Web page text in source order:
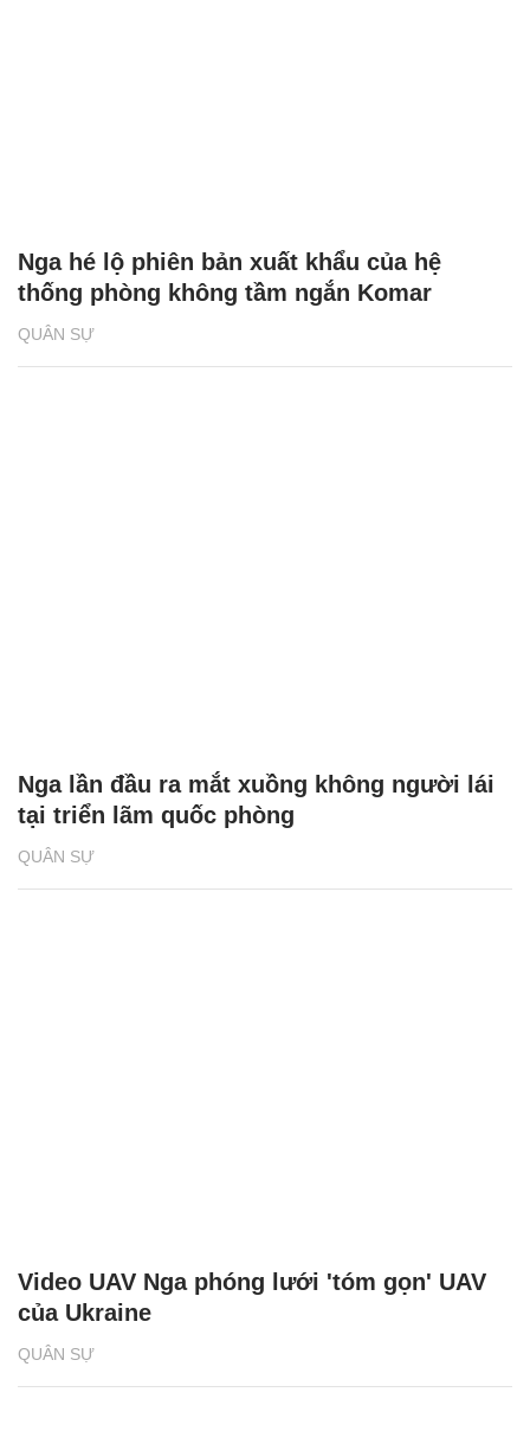
QUÂN SỰ
Nga hé lộ phiên bản xuất khẩu của hệ
thống phòng không tầm ngắn Komar
QUÂN SỰ
Nga lần đầu ra mắt xuồng không người lái
tại triển lãm quốc phòng
QUÂN SỰ
Video UAV Nga phóng lưới 'tóm gọn' UAV
của Ukraine